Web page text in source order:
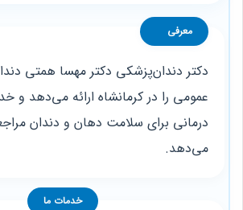
معرفی
دکتر دندان‌پزشکی دکتر مهسا همتی
عمومی را در کرمانشاه ارائه می‌دهد و
درمانی برای سلامت دهان و دندان
می‌دهد.
خدمات ما